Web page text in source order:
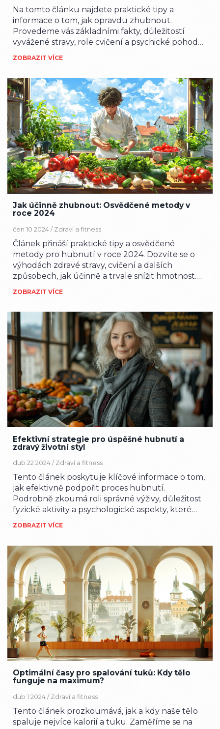
Na tomto článku najdete praktické tipy a
informace o tom, jak opravdu zhubnout.
Provedeme vás základními fakty, důležitostí
vyvážené stravy, role cvičení a psychické pohody.
Tento článek vám poskytne realistický pohled na
ZOBRAZIT VÍCE
Jak účinně zhubnout: Osvědčené metody v
roce 2024
čen 10 2024 / Zdraví a fitness
Článek přináší praktické tipy a osvědčené
metody pro hubnutí v roce 2024. Dozvíte se o
výhodách zdravé stravy, cvičení a dalších
způsobech, jak účinně a trvale snížit hmotnost.
Obsahuje také zajímavé rady a fakta, které vám
ZOBRAZIT VÍCE
Efektivní strategie pro úspěšné hubnutí a
zdravý životní styl
dub 22 2024 / Zdraví a fitness
Tento článek poskytuje klíčové informace o tom,
jak efektivně podpořit proces hubnutí.
Podrobně zkoumá roli správné výživy, důležitost
fyzické aktivity a psychologické aspekty, které
ovlivňují naše stravovací návyky. Nabízí praktické
je určen pro jedince, kteří chtějí zlepšit svůj
životní styl a dosáhnout trvalého úbytku
hmotnosti.
ZOBRAZIT VÍCE
Optimální časy pro spalování tuků: Kdy tělo
funguje na maximum?
dub 1 2024 / Zdraví a fitness
Tento článek prozkoumává, jak a kdy naše tělo
spaluje nejvíce kalorií a tuku. Zaměříme se na